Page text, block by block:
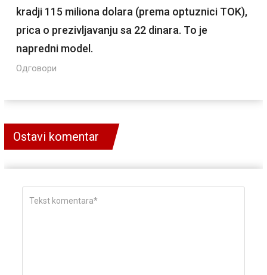
kradji 115 miliona dolara (prema optuznici TOK),
prica o prezivljavanju sa 22 dinara. To je
napredni model.
Одговори
Ostavi komentar